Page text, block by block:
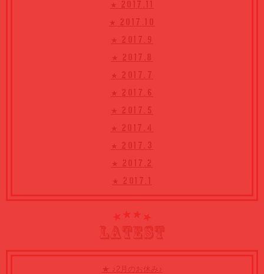
★ 2017.11
★ 2017.10
★ 2017.9
★ 2017.8
★ 2017.7
★ 2017.6
★ 2017.5
★ 2017.4
★ 2017.3
★ 2017.2
★ 2017.1
★ ♪2月のお休み♪